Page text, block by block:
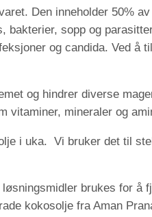
Den inneholder 50%
sopp og
og candida. Ved å
og hindrer diverse
vitaminer, mineraler og
i uka. Vi bruker det til
brukes for
kokosolje fra Aman